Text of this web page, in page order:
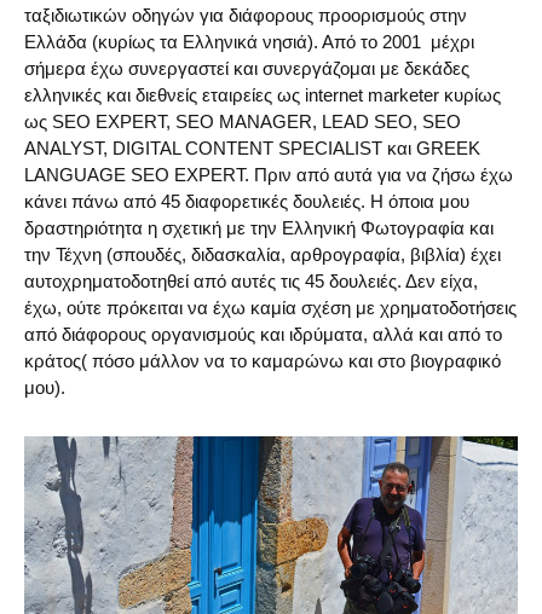
ταξιδιωτικών οδηγών για διάφορους προορισμούς στην
Ελλάδα (κυρίως τα Ελληνικά νησιά). Από το 2001 μέχρι
σήμερα έχω συνεργαστεί και συνεργάζομαι με δεκάδες
ελληνικές και διεθνείς εταιρείες ως internet marketer κυρίως
ως SEO EXPERT, SEO MANAGER, LEAD SEO, SEO
ANALYST, DIGITAL CONTENT SPECIALIST και GREEK
LANGUAGE SEO EXPERT. Πριν από αυτά για να ζήσω έχω
κάνει πάνω από 45 διαφορετικές δουλειές. Η όποια μου
δραστηριότητα η σχετική με την Ελληνική Φωτογραφία και
την Τέχνη (σπουδές, διδασκαλία, αρθρογραφία, βιβλία) έχει
αυτοχρηματοδοτηθεί από αυτές τις 45 δουλειές. Δεν είχα,
έχω, ούτε πρόκειται να έχω καμία σχέση με χρηματοδοτήσεις
από διάφορους οργανισμούς και ιδρύματα, αλλά και από το
κράτος( πόσο μάλλον να το καμαρώνω και στο βιογραφικό
μου).